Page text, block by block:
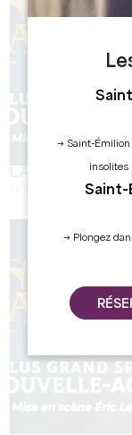
LA BATAILLE
13 Août 2026 - A
→ Saint-
insolites
Saint-
→ Plongez